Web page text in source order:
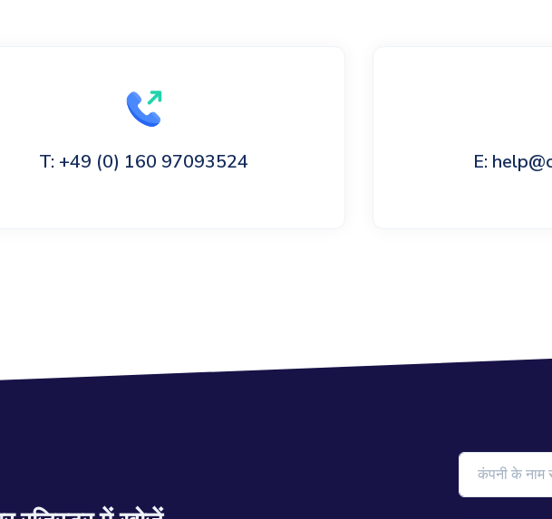
T: +49 (0) 160 97093524 E: